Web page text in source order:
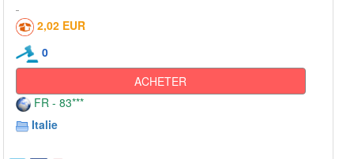
2,02 EUR
0
ACHETER
FR - 83***
Italie